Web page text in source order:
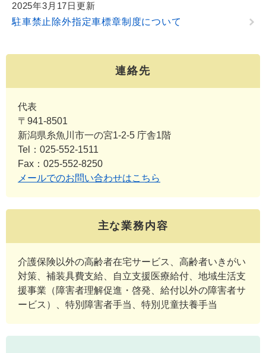
2025年3月17日更新
駐車禁止除外指定車標章制度について
連絡先
代表
〒941-8501
新潟県糸魚川市一の宮1-2-5 庁舎1階
Tel：025-552-1511
Fax：025-552-8250
メールでのお問い合わせはこちら
主な業務内容
介護保険以外の高齢者在宅サービス、高齢者いきがい
対策、補装具費支給、自立支援医療給付、地域生活支
援事業（障害者理解促進・啓発、給付以外の障害者サ
ービス）、特別障害者手当、特別児童扶養手当